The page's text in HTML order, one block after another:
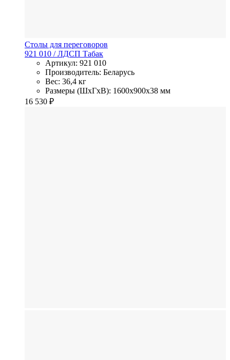
Столы для переговоров
921 010 / ЛДСП Табак
Артикул: 921 010
Производитель: Беларусь
Вес: 36,4 кг
Размеры (ШхГхВ): 1600x900x38 мм
16 530 ₽